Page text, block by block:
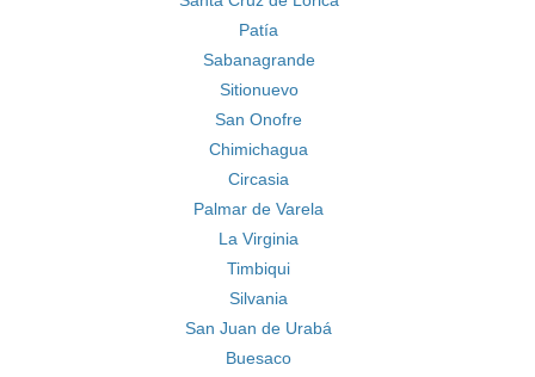
Patía
Sabanagrande
Sitionuevo
San Onofre
Chimichagua
Circasia
Palmar de Varela
La Virginia
Timbiqui
Silvania
San Juan de Urabá
Buesaco